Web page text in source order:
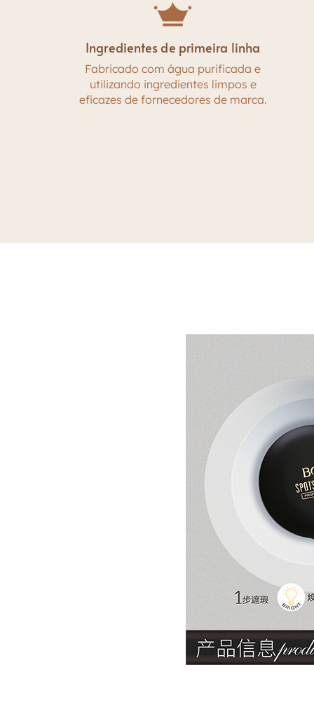
Ingredientes de primeira linha
Fabricado com água purificada e
utilizando ingredientes limpos e
eficazes de fornecedores de marca.